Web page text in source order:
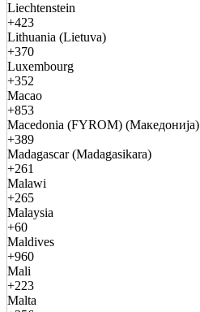
Liechtenstein
+423
Lithuania (Lietuva)
+370
Luxembourg
+352
Macao
+853
Macedonia (FYROM) (Македонија)
+389
Madagascar (Madagasikara)
+261
Malawi
+265
Malaysia
+60
Maldives
+960
Mali
+223
Malta